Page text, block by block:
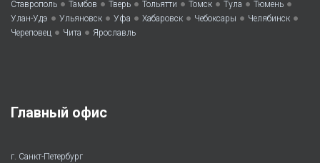
Ставрополь • Тамбов • Тверь • Тольятти • Томск • Тула • Тюмень •
Улан-Удэ • Ульяновск • Уфа • Хабаровск • Чебоксары • Челябинск •
Череповец • Чита • Ярославль
Главный офис
г. Санкт-Петербург